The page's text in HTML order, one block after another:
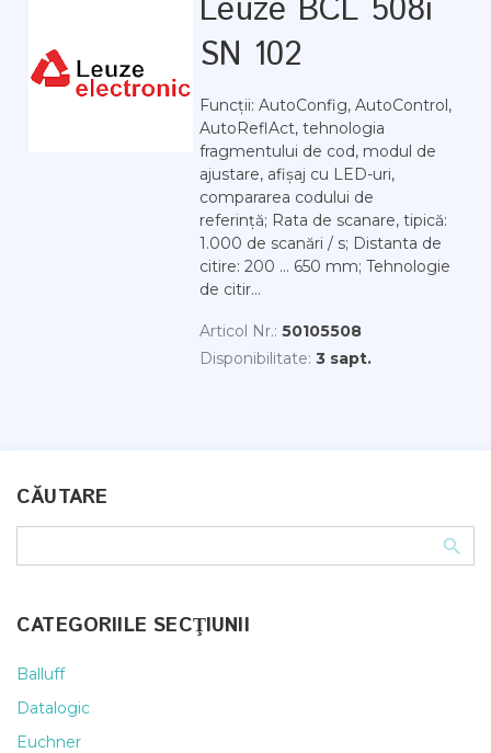
Leuze BCL 508i
SN 102
Funcții: AutoConfig, AutoControl,
AutoReflAct, tehnologia
fragmentului de cod, modul de
ajustare, afișaj cu LED-uri,
compararea codului de
referință; Rata de scanare, tipică:
1.000 de scanări / s; Distanta de
citire: 200 ... 650 mm; Tehnologie
de citir...
Articol Nr.: 50105508
Disponibilitate: 3 sapt.
CĂUTARE
CATEGORIILE SECŢIUNII
Balluff
Datalogic
Euchner